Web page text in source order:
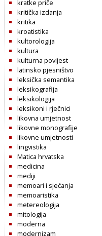
kratke priče
kritička izdanja
kritika
kroatistika
kultorologija
kultura
kulturna povijest
latinsko pjesništvo
leksička semantika
leksikografija
leksikologija
leksikoni i rječnici
likovna umjetnost
likovne monografije
likovne umjetnosti
lingvistika
Matica hrvatska
medicina
mediji
memoari i sjećanja
memoaristika
metereologija
mitologija
moderna
modernizam